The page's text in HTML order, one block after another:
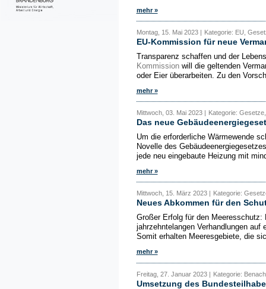
mehr »
Montag, 15. Mai 2023 | Kategorie: EU,
EU-Kommission für neue
Transparenz schaffen und der
Kommissionwill die geltenden
oder Eier überarbeiten. Zu den
mehr »
Mittwoch, 03. Mai 2023 | Kategorie:
Das neue
Um die erforderliche Wärmewende
Novelle des
jede neu eingebaute Heizung mit
mehr »
Mittwoch, 15. März 2023 | Kategorie:
Neues Abkommen für den
Großer Erfolg für den Meeresschutz:
jahrzehntelangen Verhandlungen
Somit erhalten Meeresgebiete, die
mehr »
Freitag, 27. Januar 2023 | Kategorie:
Umsetzung des